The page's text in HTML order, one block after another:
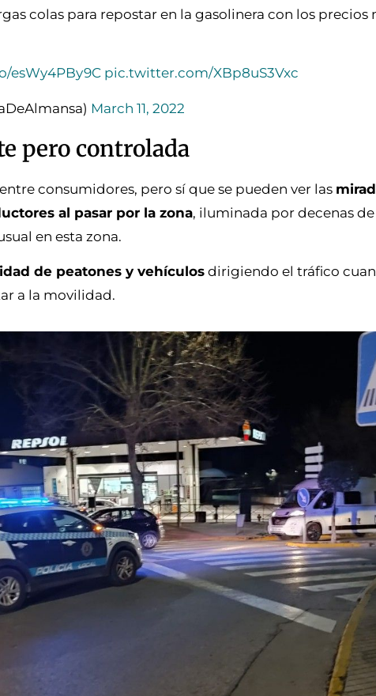
colas para repostar en la gasolinera con los precios
esWy4PBy9C pic.twitter.com/XBp8uS3Vxc
March 11, 2022
pero controlada
consumidores, pero sí que se pueden ver las
al pasar por la zona, iluminada por decenas
en esta zona.
de peatones y vehículos dirigiendo el tráfico
a la movilidad.